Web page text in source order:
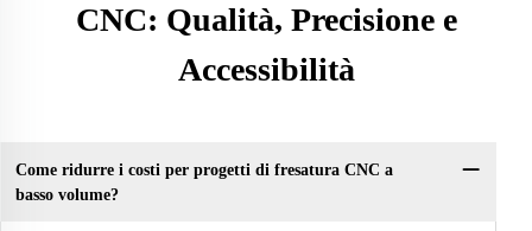
CNC: Qualità, Precisione e
Accessibilità
Come ridurre i costi per progetti di fresatura CNC a
basso volume?